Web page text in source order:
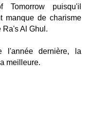
puisqu'il
manque de charisme
Ra's Al Ghul.
l'année dernière, la
meilleure.